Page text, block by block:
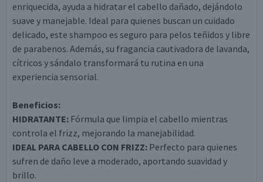
enriquecida, ayuda a hidratar el cabello dañado, dejándolo
suave y manejable. Ideal para quienes buscan un cuidado
delicado, este shampoo es seguro para pelos teñidos y libre
de parabenos. Además, su fragancia cautivadora de lavanda,
cítricos y sándalo transformará tu rutina en una
experiencia sensorial.
Beneficios:
HIDRATANTE: Fórmula que limpia el cabello mientras
controla el frizz, mejorando la manejabilidad.
IDEAL PARA CABELLO CON FRIZZ: Perfecto para quienes
sufren de daño leve a moderado, aportando suavidad y
brillo.